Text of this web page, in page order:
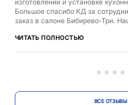
изготовлении и установке
Большое спасибо КД за
заказ в салоне Бибирево-Три.
оптимальный проект, исходя из
ЧИТАТЬ ПОЛНОСТЬЮ
ВСЕ ОТЗЫВЫ